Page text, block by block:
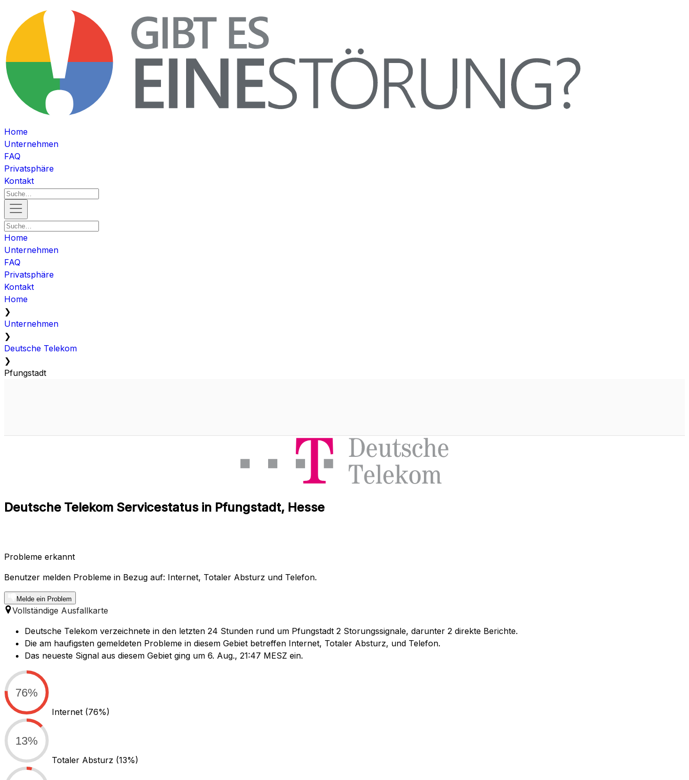
Home
Unternehmen
FAQ
Privatsphäre
Kontakt
Home
Unternehmen
FAQ
Privatsphäre
Kontakt
Home
❯
Unternehmen
❯
Deutsche Telekom
❯
Pfungstadt
Deutsche Telekom Servicestatus in Pfungstadt, Hesse
Probleme erkannt
Benutzer melden Probleme in Bezug auf: Internet, Totaler Absturz und Telefon.
Melde ein Problem
Vollständige Ausfallkarte
Deutsche Telekom verzeichnete in den letzten 24 Stunden rund um Pfungstadt 2 Storungssignale, darunter 2 direkte Berichte.
Die am haufigsten gemeldeten Probleme in diesem Gebiet betreffen Internet, Totaler Absturz, und Telefon.
Das neueste Signal aus diesem Gebiet ging um 6. Aug., 21:47 MESZ ein.
76%
Internet (76%)
13%
Totaler Absturz (13%)